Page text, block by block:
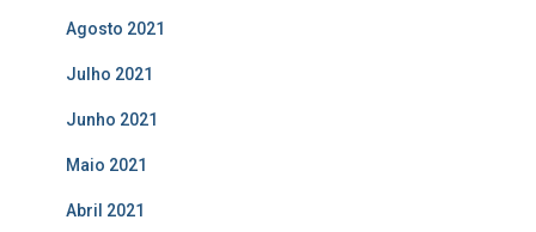
Agosto 2021
Julho 2021
Junho 2021
Maio 2021
Abril 2021